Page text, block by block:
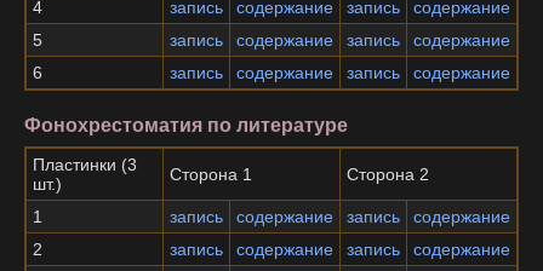
4
запись содержание запись
содержание
5
запись содержание запись
содержание
6
запись содержание запись содержание
Фонохрестоматия по литературе
Пластинки (3
шт.)
Сторона 1 Сторона 2
1 запись содержание запись
содержание
2
запись содержание запись
содержание